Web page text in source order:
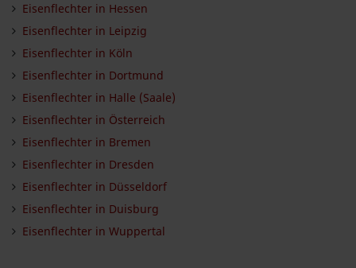
Eisenflechter in Hessen
Eisenflechter in Leipzig
Eisenflechter in Köln
Eisenflechter in Dortmund
Eisenflechter in Halle (Saale)
Eisenflechter in Österreich
Eisenflechter in Bremen
Eisenflechter in Dresden
Eisenflechter in Düsseldorf
Eisenflechter in Duisburg
Eisenflechter in Wuppertal